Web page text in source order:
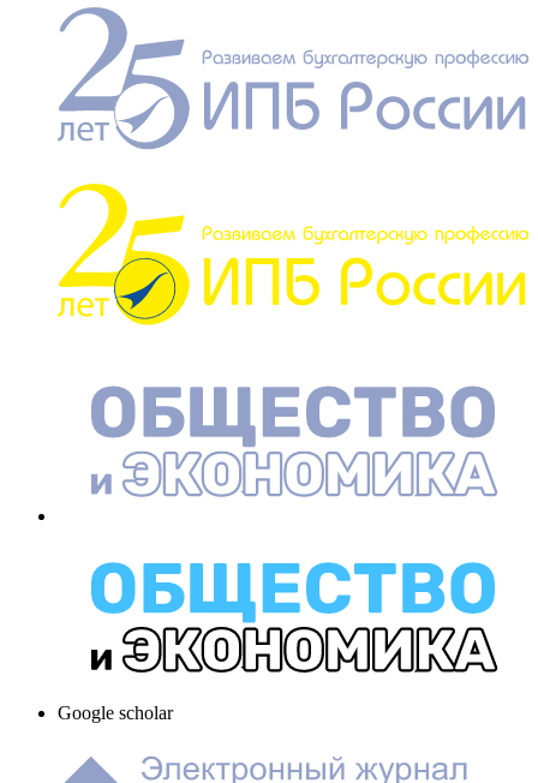
Google scholar